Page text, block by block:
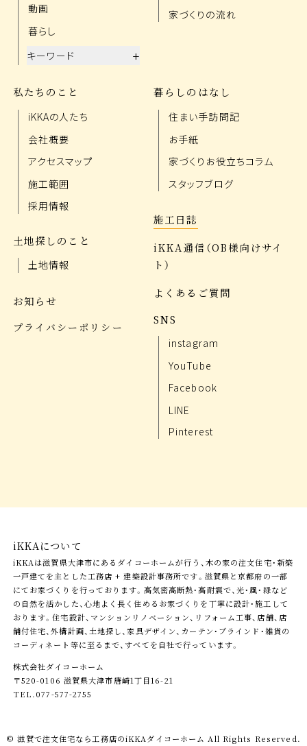
動画
暮らし
キーワード
+
家づくりの流れ
私たちのこと
iKKAの人たち
会社概要
アクセスマップ
施工範囲
採用情報
土地探しのこと
土地情報
お知らせ
プライバシーポリシー
暮らしのはなし
住まい手訪問記
お手紙
家づくりお役立ちコラム
スタッフブログ
施工日誌
iKKA通信（OB様向けサイ
ト）
よくあるご質問
SNS
instagram
YouTube
Facebook
LINE
Pinterest
iKKAについて
iKKAは滋賀県大津市にあるダイコーホームが行う、木の家の注文住宅・新築
一戸建てを主とした工務店 + 建築設計事務所です。滋賀県と京都府の一部
にてお家づくりを行っております。高気密高断熱・高耐震で、光・風・緑など
の自然を活かした、心地よく長く住めるお家づくりを丁寧に設計・施工して
おります。住宅設計、マンションリノベーション、リフォーム工事、店舗、店
舗付住宅、外構計画、土地探し、家具デザイン、カーテン・ブラインド・雑貨の
コーディネート等に至るまで、すべてを自社で行っています。
株式会社ダイコーホーム
〒520-0106 滋賀県大津市唐崎1丁目16-21
TEL.077-577-2755
© 滋賀で注文住宅なら工務店のiKKAダイコーホーム All Rights Reserved.